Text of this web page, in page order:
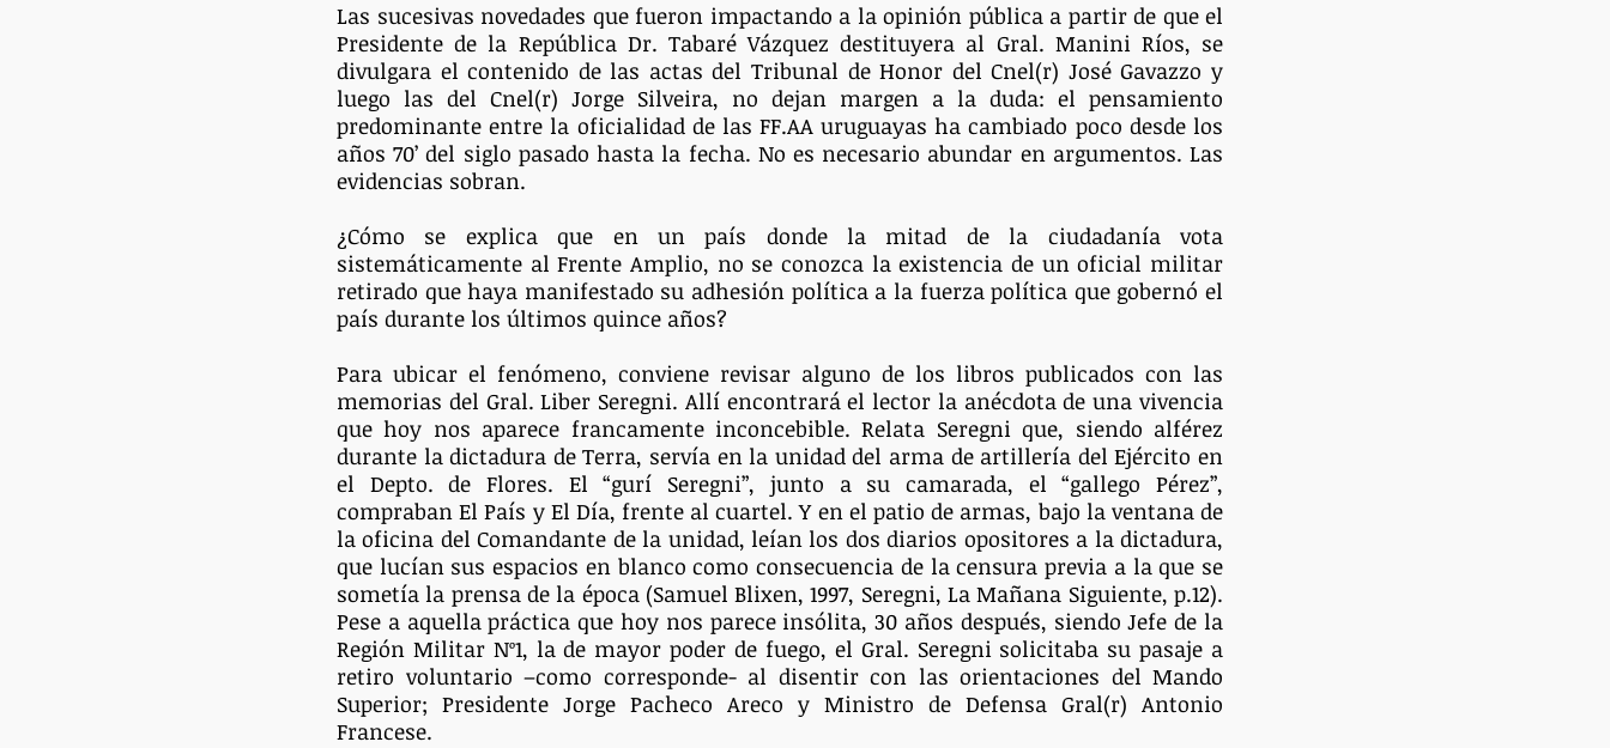
Las sucesivas novedades que fueron impactando a la opinión pública a partir de que el
Presidente de la República Dr. Tabaré Vázquez destituyera al Gral. Manini Ríos, se
divulgara el contenido de las actas del Tribunal de Honor del Cnel(r) José Gavazzo y
luego las del Cnel(r) Jorge Silveira, no dejan margen a la duda: el pensamiento
predominante entre la oficialidad de las FF.AA uruguayas ha cambiado poco desde los
años 70’ del siglo pasado hasta la fecha. No es necesario abundar en argumentos. Las
evidencias sobran.
¿Cómo se explica que en un país donde la mitad de la ciudadanía vota
sistemáticamente al Frente Amplio, no se conozca la existencia de un oficial militar
retirado que haya manifestado su adhesión política a la fuerza política que gobernó el
país durante los últimos quince años?
Para ubicar el fenómeno, conviene revisar alguno de los libros publicados con las
memorias del Gral. Liber Seregni. Allí encontrará el lector la anécdota de una vivencia
que hoy nos aparece francamente inconcebible. Relata Seregni que, siendo alférez
durante la dictadura de Terra, servía en la unidad del arma de artillería del Ejército en
el Depto. de Flores. El “gurí Seregni”, junto a su camarada, el “gallego Pérez”,
compraban El País y El Día, frente al cuartel. Y en el patio de armas, bajo la ventana de
la oficina del Comandante de la unidad, leían los dos diarios opositores a la dictadura,
que lucían sus espacios en blanco como consecuencia de la censura previa a la que se
sometía la prensa de la época (Samuel Blixen, 1997, Seregni, La Mañana Siguiente, p.12).
Pese a aquella práctica que hoy nos parece insólita, 30 años después, siendo Jefe de la
Región Militar Nº1, la de mayor poder de fuego, el Gral. Seregni solicitaba su pasaje a
retiro voluntario –como corresponde- al disentir con las orientaciones del Mando
Superior; Presidente Jorge Pacheco Areco y Ministro de Defensa Gral(r) Antonio
Francese.